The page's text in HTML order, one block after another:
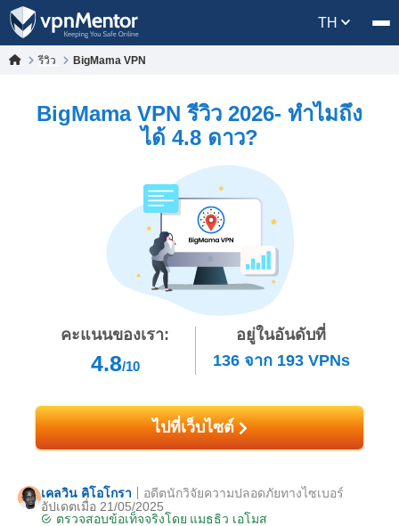
TH
รีวิว BigMama VPN
BigMama VPN รีวิว 2026- ทำไมถึง
ได้ 4.8 ดาว?
คะแนนของเรา:
4.8/10
อยู่ในอันดับที่
136 จาก 193VPNs
ไปที่เว็บไซต์
เคลวิน คิโอโกรา
อัปเดตเมื่อ 21/05/2025
ตรวจสอบข้อเท็จจริงโดย แมธธิว เอโมส
อดีตนักวิจัยความปลอดภัยทางไซเบอร์